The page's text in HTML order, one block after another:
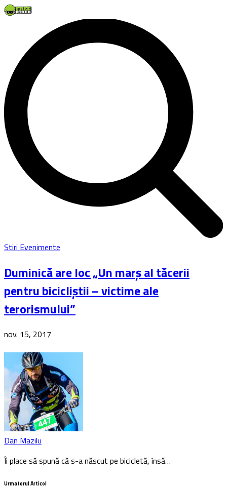
Stiri Evenimente
Duminică are loc „Un marș al tăcerii
pentru bicicliștii – victime ale
terorismului”
nov. 15, 2017
Dan Mazilu
Îi place să spună că s-a născut pe bicicletă, însă…
Urmatorul Articol